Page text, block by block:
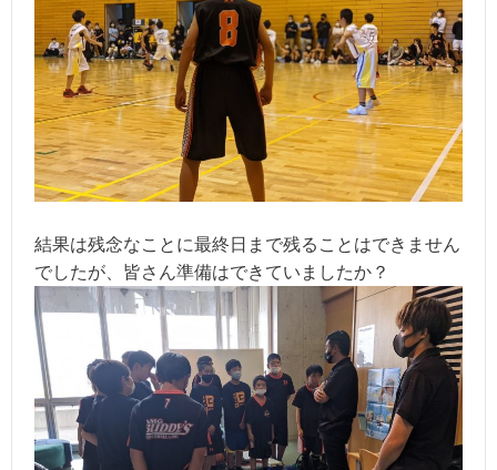
結果は残念なことに最終日まで残ることはできません
でしたが、皆さん準備はできていましたか？